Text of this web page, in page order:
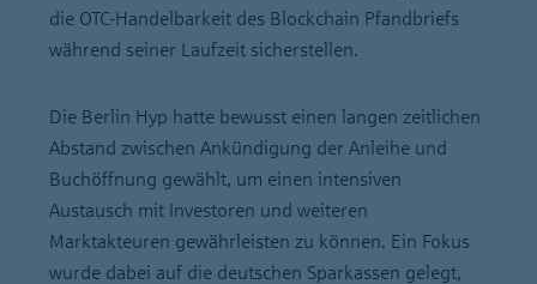
die OTC-Handelbarkeit des Blockchain Pfandbriefs
während seiner Laufzeit sicherstellen.
Die Berlin Hyp hatte bewusst einen langen zeitlichen
Abstand zwischen Ankündigung der Anleihe und
Buchöffnung gewählt, um einen intensiven
Austausch mit Investoren und weiteren
Marktakteuren gewährleisten zu können. Ein Fokus
wurde dabei auf die deutschen Sparkassen gelegt,